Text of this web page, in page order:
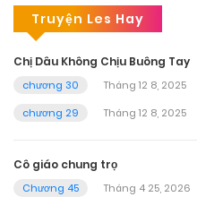
Truyện Les Hay
Chị Dâu Không Chịu Buông Tay
chương 30
Tháng 12 8, 2025
chương 29
Tháng 12 8, 2025
Cô giáo chung trọ
Chương 45
Tháng 4 25, 2026